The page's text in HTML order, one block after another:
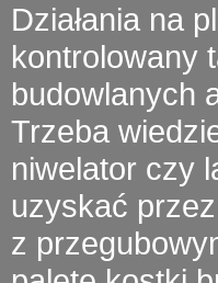
Działania na
kontrolowany
budowlanych
Trzeba
niwelator czy
uzyskać
z